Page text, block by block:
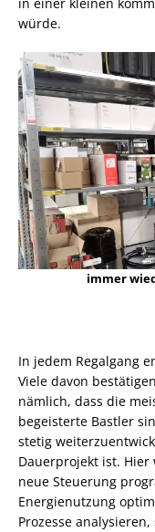
würde.
immer
In jedem Regalgang
Viele davon
nämlich, dass die
begeisterte Bastler
stetig
Dauerprojekt ist.
neue Steuerung
Energienutzung
Prozesse